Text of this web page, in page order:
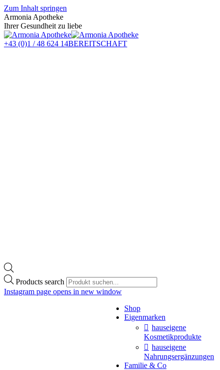
Zum Inhalt springen
Armonia Apotheke
Ihrer Gesundheit zu liebe
+43 (0)1 / 48 624 14BEREITSCHAFT
Products search
Instagram page opens in new window
Shop
Eigenmarken
hauseigene
Kosmetikprodukte
hauseigene
Nahrungsergänzungen
Familie & Co